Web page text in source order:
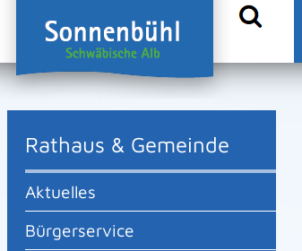
Rathaus & Gemeinde
Aktuelles
Bürgerservice